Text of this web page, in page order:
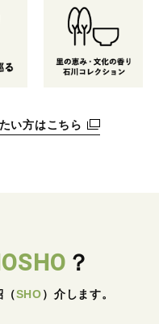
い方はこちら
？
（SHO） 介します。